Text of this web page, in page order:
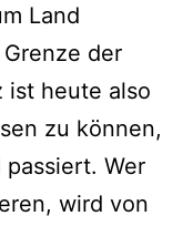
Land
der
ist heute also
zu können,
Wer
wird von